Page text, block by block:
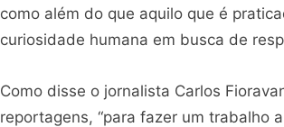
como além do que aquilo que é
curiosidade humana em busca de
Como disse o jornalista Carlos
reportagens, “para fazer um trabalho